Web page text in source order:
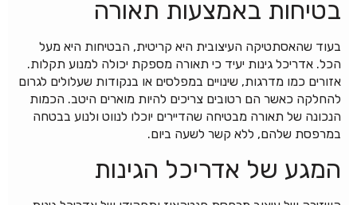
בטיחות באמצעות תאורה
בעוד שהאסתטיקה העיצובית היא קריטית, הבטיחות היא מעל
הכל. אדריכל גינות יעיד כי תאורה מספקת יכולה למנוע תקלות.
אזורים כמו מדרגות, שינויים במפלסים או בנקודות שעלולים לגרום
להחלקה כאשר הם רטובים צריכים להיות מוארים היטב. הכמות
הנכונה של תאורה מבטיחה שהדיירים יוכלו לנווט ולנוע בבטחה
במרפסת שלהם, ללא קשר לשעה ביום.
המגע של אדריכל הגינות